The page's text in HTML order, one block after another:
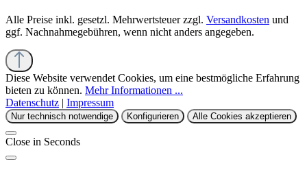
Alle Preise inkl. gesetzl. Mehrwertsteuer zzgl. Versandkosten und
ggf. Nachnahmegebühren, wenn nicht anders angegeben.
Diese Website verwendet Cookies, um eine bestmögliche Erfahrung
bieten zu können. Mehr Informationen ...
Datenschutz | Impressum
Nur technisch notwendige Konfigurieren Alle Cookies akzeptieren
Close in Seconds